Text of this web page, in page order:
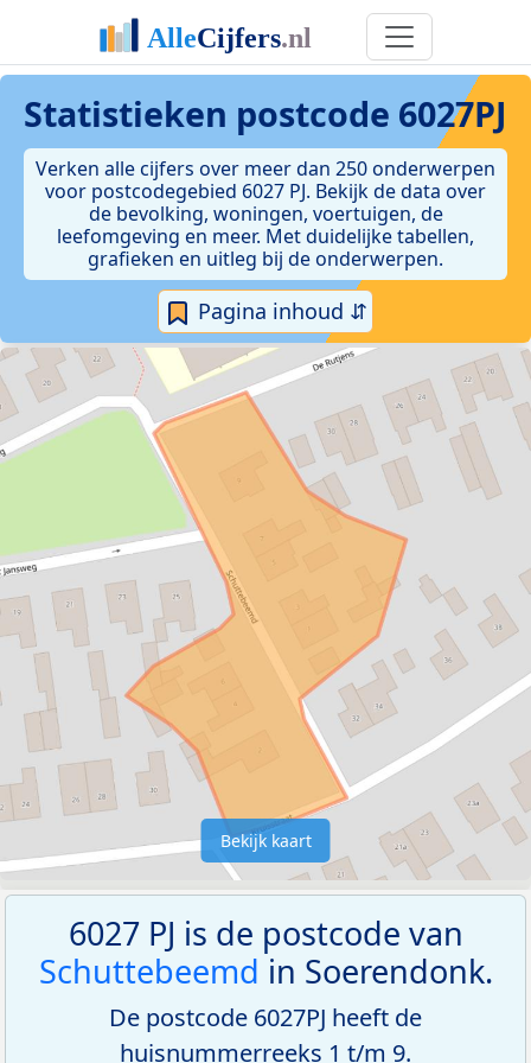
Statistieken postcode 6027PJ
Verken alle cijfers over meer dan 250 onderwerpen
voor postcodegebied 6027 PJ. Bekijk de data over
de bevolking, woningen, voertuigen, de
leefomgeving en meer. Met duidelijke tabellen,
grafieken en uitleg bij de onderwerpen.
Pagina inhoud ⇵
Bekijk kaart
6027 PJ is de postcode van
Schuttebeemd in Soerendonk.
De postcode 6027PJ heeft de
huisnummerreeks 1 t/m 9.